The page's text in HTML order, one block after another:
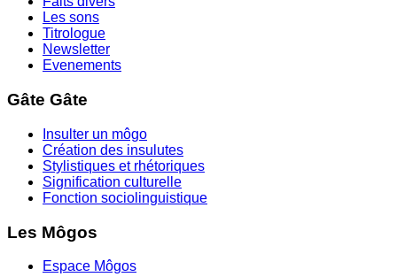
Les sons
Titrologue
Newsletter
Evenements
Gâte Gâte
Insulter un môgo
Création des insulutes
Stylistiques et rhétoriques
Signification culturelle
Fonction sociolinguistique
Les Môgos
Espace Môgos